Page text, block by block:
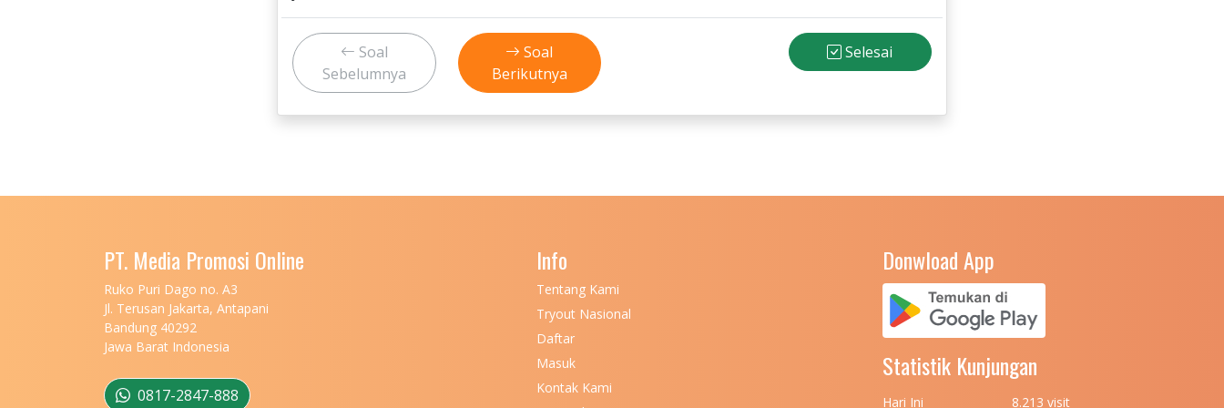
Soal
Sebelumnya
Soal
Berikutnya
Selesai
PT. Media Promosi Online
Ruko Puri Dago no. A3
Jl. Terusan Jakarta, Antapani
Bandung 40292
Jawa Barat Indonesia
0817-2847-888
Info
Tentang Kami
Tryout Nasional
Daftar
Masuk
Kontak Kami
Donwload App
Statistik Kunjungan
Hari Ini 8.213 visit